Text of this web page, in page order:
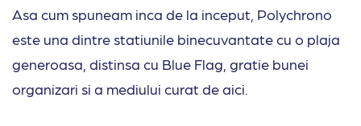
Asa cum spuneam inca de la inceput, Polychrono
este una dintre statiunile binecuvantate cu o plaja
generoasa, distinsa cu Blue Flag, gratie bunei
organizari si a mediului curat de aici.